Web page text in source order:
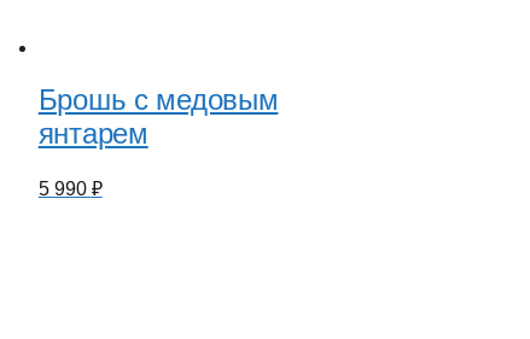
Брошь с медовым
янтарем
5 990 ₽